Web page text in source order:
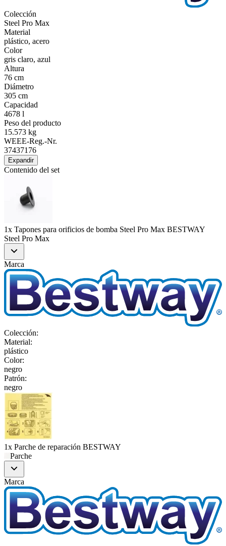
Colección
Steel Pro Max
Material
plástico, acero
Color
gris claro, azul
Altura
76 cm
Diámetro
305 cm
Capacidad
4678 l
Peso del producto
15.573 kg
WEEE-Reg.-Nr.
37437176
Expandir
Contenido del set
1x Tapones para orificios de bomba Steel Pro Max BESTWAY
Steel Pro Max
Marca
Colección:
Material:
plástico
Color:
negro
Patrón:
negro
1x Parche de reparación BESTWAY
Parche
Marca